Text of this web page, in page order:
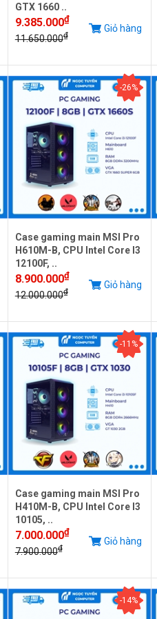
GTX 1660 ..
9.385.000₫
11.650.000₫
Giỏ hàng
-26%
Case gaming main MSI Pro
H610M-B, CPU Intel Core I3
12100F, ..
8.900.000₫
12.000.000₫
Giỏ hàng
-11%
Case gaming main MSI Pro
H410M-B, CPU Intel Core I3
10105, ..
7.000.000₫
7.900.000₫
Giỏ hàng
-14%